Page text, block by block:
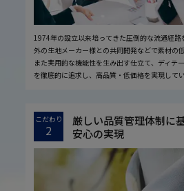
1974年の設立以来培ってきた圧倒的な流通経路
外の生地メーカー様との共同開発などで素材の
また実用的な機能性を生み出す仕立て、ディテ
を徹底的に追求し、高品質・低価格を実現して
こだわり
2
厳しい品質管理体制に
安心の実現